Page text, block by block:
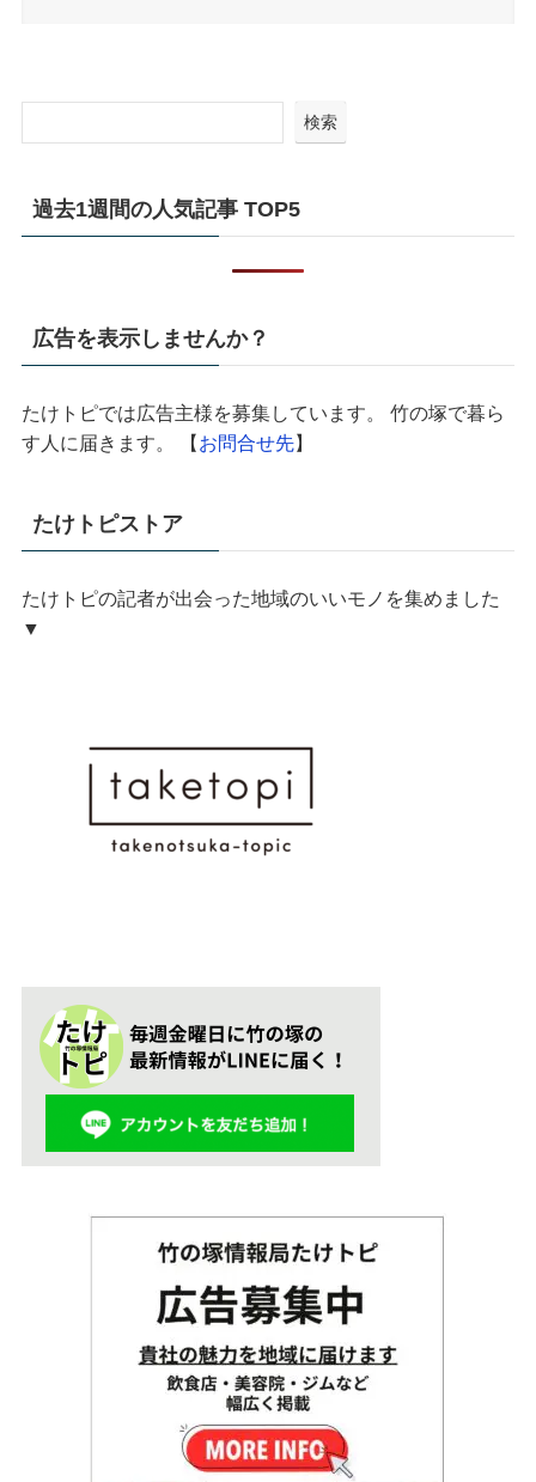
検索
過去1週間の人気記事 TOP5
広告を表示しませんか？
たけトピでは広告主様を募集しています。 竹の塚で暮ら
す人に届きます。 【お問合せ先】
たけトピストア
たけトピの記者が出会った地域のいいモノを集めました
▼